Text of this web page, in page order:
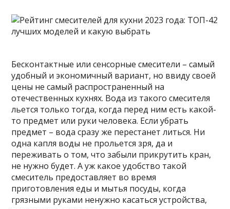
Бесконтактные или сенсорные смесители – самый
удобный и экономичный вариант, но ввиду своей
цены не самый распространенный на
отечественных кухнях. Вода из такого смесителя
льется только тогда, когда перед ним есть какой-
то предмет или руки человека. Если убрать
предмет – вода сразу же перестанет литься. Ни
одна капля воды не прольется зря, да и
переживать о том, что забыли прикрутить кран,
не нужно будет. А уж какое удобство такой
смеситель предоставляет во время
приготовления еды и мытья посуды, когда
грязными руками ненужно касаться устройства,